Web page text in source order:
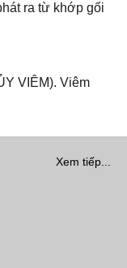
ra từ khớp gối
VIÊM). Viêm
Xem tiếp...